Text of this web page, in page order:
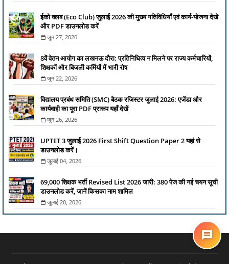
ईको क्लब (Eco Club) जुलाई 2026 की मुख्य गतिविधियाँ एवं कार्य-योजना देखें
और PDF डाउनलोड करें
जून 27, 2026
8वें वेतन आयोग का लखनऊ दौरा: प्रतिनिधित्व न मिलने पर राज्य कर्मचारियों,
शिक्षकों और बिजली कर्मियों में भारी रोष
जून 22, 2026
विद्यालय प्रबंध समिति (SMC) बैठक रजिस्टर जुलाई 2026: एजेंडा और
कार्यवाही का पूरा PDF प्रारूप यहाँ देखें
जून 26, 2026
UPTET 3 जुलाई 2026 First Shift Question Paper 2 यहां से
डाउनलोड करें।
जुलाई 04, 2026
69,000 शिक्षक भर्ती Revised List 2026 जारी: 380 पेज की नई चयन सूची
डाउनलोड करें, जानें किसका नाम शामिल
जुलाई 20, 2026